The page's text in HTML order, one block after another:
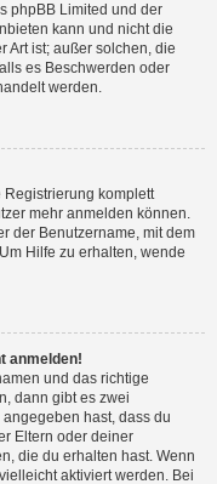
phpBB Limited und der
kann und nicht die
Art ist; außer solchen, die
es Beschwerden oder
werden.
Registrierung komplett
mehr anmelden können.
der Benutzername, mit dem
Hilfe zu erhalten, wende
anmelden!
und das richtige
dann gibt es zwei
hast, dass du
Eltern oder deiner
die du erhalten hast. Wenn
aktiviert werden. Bei